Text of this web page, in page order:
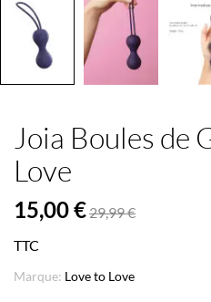
Joia Boules de
Love
15,00 €29,99 €
TTC
Marque: Love to Love